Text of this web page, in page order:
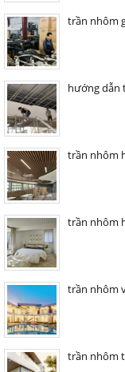
trần nhôm
hướng dẫn
trần nhôm
trần nhôm
trần nhôm
trần nhôm